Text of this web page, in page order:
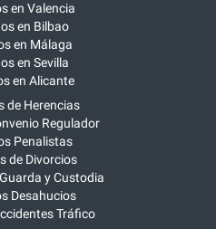
en Valencia
en Bilbao
en Málaga
en Sevilla
en Alicante
de Herencias
Regulador
Penalistas
de Divorcios
y Custodia
Desahucios
Tráfico